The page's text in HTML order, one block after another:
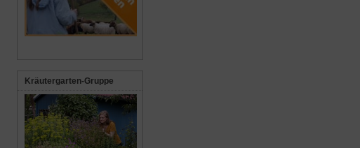
Kräutergarten-Gruppe